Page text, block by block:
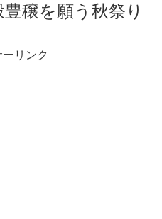
穣を願う秋祭り
リンク